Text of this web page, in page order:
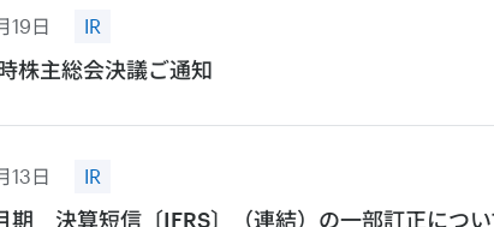
19日 IR
株主総会決議ご通知
13日 IR
期 決算短信〔IFRS〕（連結）の一部訂正につい